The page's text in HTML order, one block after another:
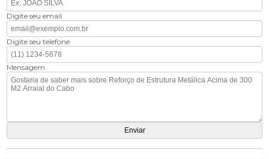
Digite seu email
Digite seu telefone
Mensagem